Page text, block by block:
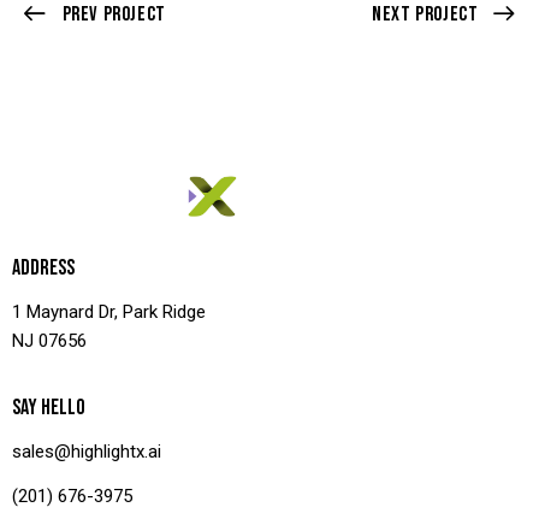
Prev Project Next Project
ADDRESS
1 Maynard Dr, Park Ridge
NJ 07656
SAY HELLO
sales@highlightx.ai
(201) 676-3975